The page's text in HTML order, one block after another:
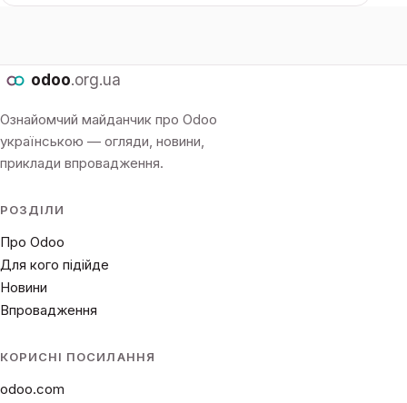
odoo.org.ua
Ознайомчий майданчик про Odoo
українською — огляди, новини,
приклади впровадження.
РОЗДІЛИ
Про Odoo
Для кого підійде
Новини
Впровадження
КОРИСНІ ПОСИЛАННЯ
odoo.com